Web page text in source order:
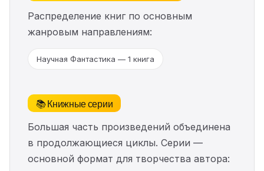
Распределение книг по основным
жанровым направлениям:
Научная Фантастика — 1 книга
📚 Книжные серии
Большая часть произведений объединена
в продолжающиеся циклы. Серии —
основной формат для творчества автора: